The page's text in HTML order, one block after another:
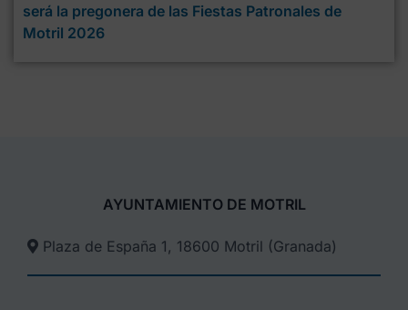
será la pregonera de las Fiestas Patronales de
Motril 2026
AYUNTAMIENTO DE MOTRIL
Plaza de España 1, 18600 Motril (Granada)​